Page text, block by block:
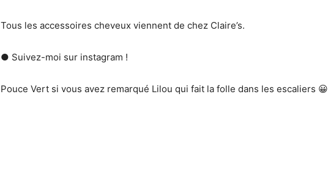
Tous les accessoires cheveux viennent de chez Claire’s.
● Suivez-moi sur instagram !
Pouce Vert si vous avez remarqué Lilou qui fait la folle dans les escaliers 😀